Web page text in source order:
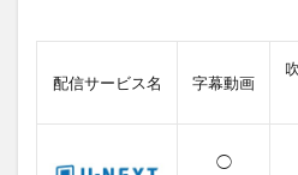
ー・
ゲー
動画
配信サービス名 字幕動画
◯